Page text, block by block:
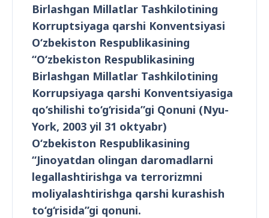
Birlashgan Millatlar Tashkilotining
Korruptsiyaga qarshi Konventsiyasi
O‘zbekiston Respublikasining
“O‘zbekiston Respublikasining
Birlashgan Millatlar Tashkilotining
Korrupsiyaga qarshi Konventsiyasiga
qo‘shilishi to‘g‘risida”gi Qonuni (Nyu-
York, 2003 yil 31 oktyabr)
O‘zbekiston Respublikasining
“Jinoyatdan olingan daromadlarni
legallashtirishga va terrorizmni
moliyalashtirishga qarshi kurashish
to‘g‘risida”gi qonuni.